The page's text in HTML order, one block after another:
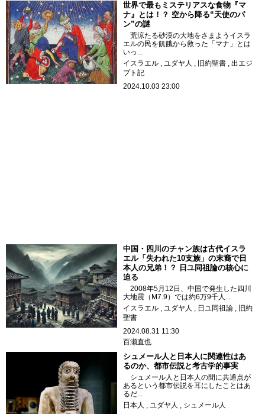
世界で最もミステリアスな食物『マ
ナ』とは！？ 空から降る“天使のパ
ン”の謎
荒涼たる砂漠の大地をさまようイスラ
エルの民を飢餓から救った「マナ」とは
いっ...
イスラエル
ユダヤ人 旧約聖書
出エジ
プト記
2024.10.03 23:00
中国・四川のチャン族は古代イスラ
エル「失われた10支族」の末裔で日
本人の兄弟！？ 日ユ同祖論の核心に
迫る
2008年5月12日、中国で発生した四川
大地震（M7.9）では約6万9千人...
イスラエル
ユダヤ人 日ユ同祖論
旧約
聖書
2024.08.31 11:30
百瀬直也
シュメール人と日本人に関連性はあ
るのか、都市伝説と考古学的事実
シュメール人と日本人の間に共通点が
あるという都市伝説を耳にしたことはあ
るだ...
日本人
ユダヤ人
シュメール人